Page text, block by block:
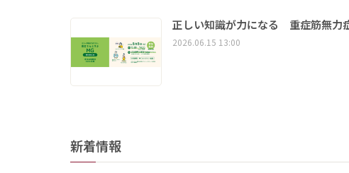
正しい知識が力になる 重症筋無力
2026.06.15 13:00
新着情報